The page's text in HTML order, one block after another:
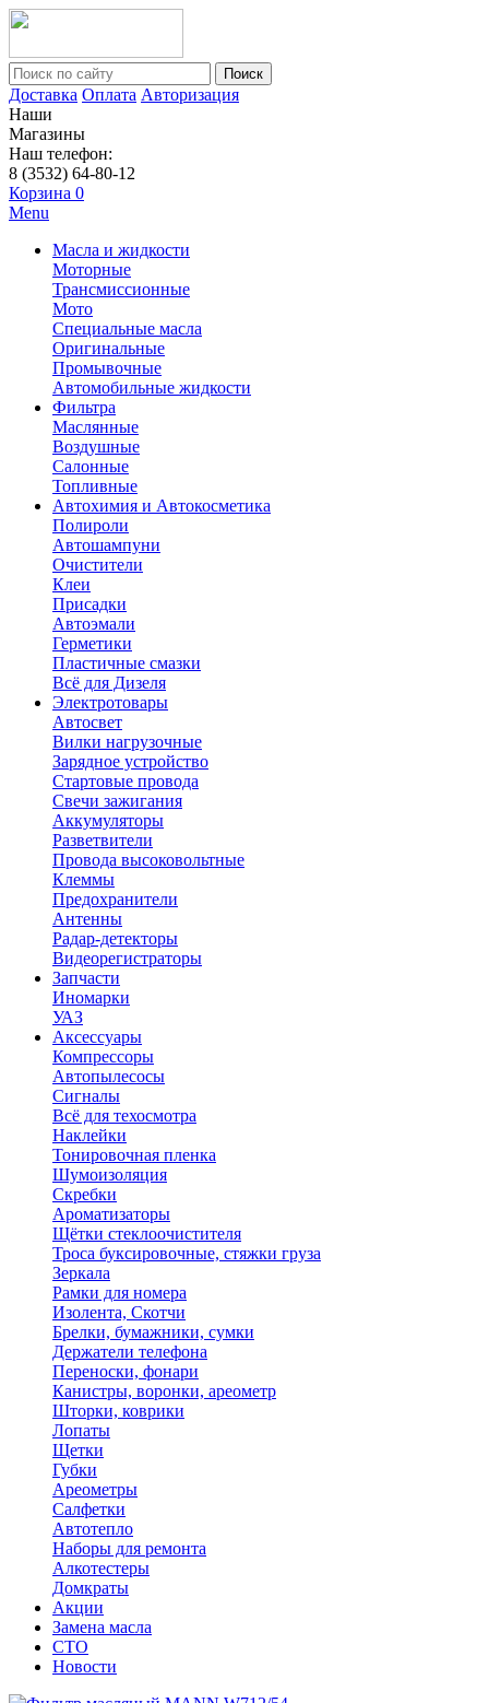
Поиск
Доставка Оплата Авторизация
Наши
Магазины
Наш телефон:
8 (3532) 64-80-12
Корзина 0
Menu
Масла и жидкости
Моторные
Трансмиссионные
Мото
Специальные масла
Оригинальные
Промывочные
Автомобильные жидкости
Фильтра
Маслянные
Воздушные
Салонные
Топливные
Автохимия и Автокосметика
Полироли
Автошампуни
Очистители
Клеи
Присадки
Автоэмали
Герметики
Пластичные смазки
Всё для Дизеля
Электротовары
Автосвет
Вилки нагрузочные
Зарядное устройство
Стартовые провода
Свечи зажигания
Аккумуляторы
Разветвители
Провода высоковольтные
Клеммы
Предохранители
Антенны
Радар-детекторы
Видеорегистраторы
Запчасти
Иномарки
УАЗ
Аксесcуары
Компрессоры
Автопылесосы
Сигналы
Всё для техосмотра
Наклейки
Тонировочная пленка
Шумоизоляция
Скребки
Ароматизаторы
Щётки стеклоочистителя
Троса буксировочные, стяжки груза
Зеркала
Рамки для номера
Изолента, Скотчи
Брелки, бумажники, сумки
Держатели телефона
Переноски, фонари
Канистры, воронки, ареометр
Шторки, коврики
Лопаты
Щетки
Губки
Ареометры
Салфетки
Автотепло
Наборы для ремонта
Алкотестеры
Домкраты
Акции
Замена масла
СТО
Новости